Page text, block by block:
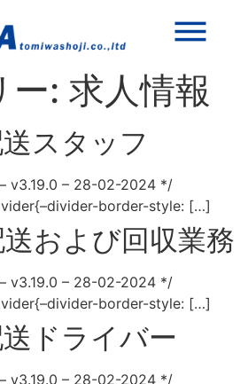
ー: 求人情報
スタッフ
v3.19.0 – 28-02-2024 */
border-style: […]
および回収業務
v3.19.0 – 28-02-2024 */
border-style: […]
ドライバー
v3.19.0 – 28-02-2024 */